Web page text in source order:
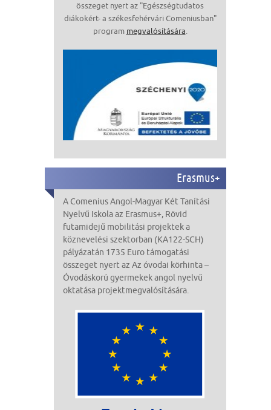
összeget nyert az "Egészségtudatos
diákokért- a székesfehérvári Comeniusban"
program megvalósítására.
Erasmus+
A Comenius Angol-Magyar Két Tanítási
Nyelvű Iskolaaz Erasmus+, Rövid
futamidejű mobilitási projektek a
köznevelési szektorban (KA122-SCH)
pályázatán 1735 Euro támogatási
összeget nyert az Az óvodai körhinta –
Óvodáskorú gyermekek angol nyelvű
oktatása projektmegvalósítására.